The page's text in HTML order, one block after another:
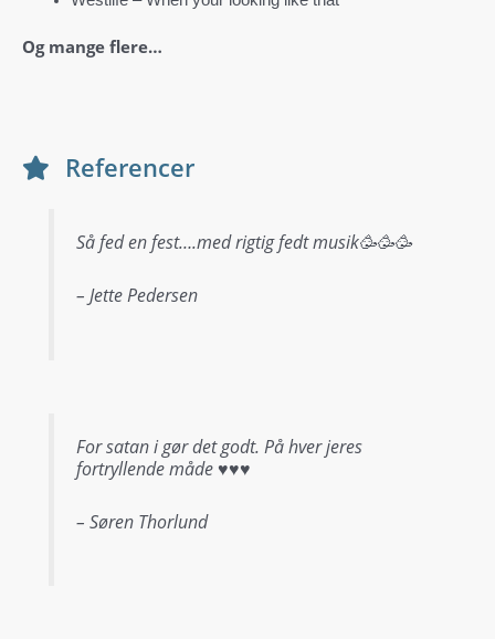
Og mange flere…
Referencer
Så fed en fest….med rigtig fedt musik🥳🥳🥳
– Jette Pedersen
For satan i gør det godt. På hver jeres
fortryllende måde ♥️♥️♥️
– Søren Thorlund